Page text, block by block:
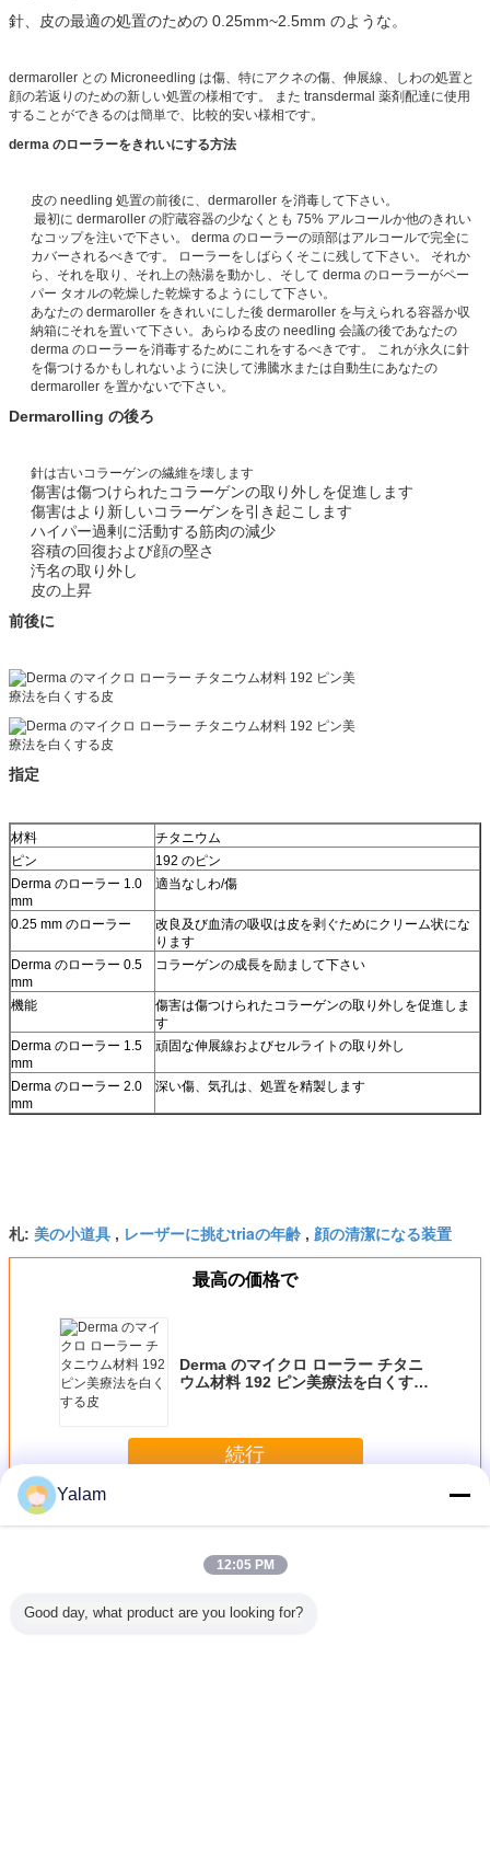
針、皮の最適の処置のための 0.25mm~2.5mm のような。
dermaroller との Microneedling は傷、特にアクネの傷、伸展線、しわの処置と
顔の若返りのための新しい処置の様相です。 また transdermal 薬剤配達に使用
することができるのは簡単で、比較的安い様相です。
derma のローラーをきれいにする方法
皮の needling 処置の前後に、dermaroller を消毒して下さい。
最初に dermaroller の貯蔵容器の少なくとも 75% アルコールか他のきれい
なコップを注いで下さい。 derma のローラーの頭部はアルコールで完全に
カバーされるべきです。 ローラーをしばらくそこに残して下さい。 それか
ら、それを取り、それ上の熱湯を動かし、そして derma のローラーがペー
パー タオルの乾燥した乾燥するようにして下さい。
あなたの dermaroller をきれいにした後 dermaroller を与えられる容器か収
納箱にそれを置いて下さい。あらゆる皮の needling 会議の後であなたの
derma のローラーを消毒するためにこれをするべきです。 これが永久に針
を傷つけるかもしれないように決して沸騰水または自動生にあなたの
dermaroller を置かないで下さい。
Dermarolling の後ろ
針は古いコラーゲンの繊維を壊します
傷害は傷つけられたコラーゲンの取り外しを促進します
傷害はより新しいコラーゲンを引き起こします
ハイパー過剰に活動する筋肉の減少
容積の回復および顔の堅さ
汚名の取り外し
皮の上昇
前後に
指定
材料
チタニウム
ピン
192 のピン
Derma のローラー 1.0
mm
適当なしわ/傷
0.25 mm のローラー
改良及び血清の吸収は皮を剥ぐためにクリーム状にな
ります
Derma のローラー 0.5
mm
コラーゲンの成長を励まして下さい
機能
傷害は傷つけられたコラーゲンの取り外しを促進しま
す
Derma のローラー 1.5
mm
頑固な伸展線およびセルライトの取り外し
Derma のローラー 2.0
mm
深い傷、気孔は、処置を精製します
札: 美の小道具 , レーザーに挑むtriaの年齢 , 顔の清潔になる装置
最高の価格で
Derma のマイクロ ローラー チタニ
ウム材料 192 ピン美療法を白くする
続行
多く家の美装置
Yalam
12:05 PM
Good day, what product are you looking for?